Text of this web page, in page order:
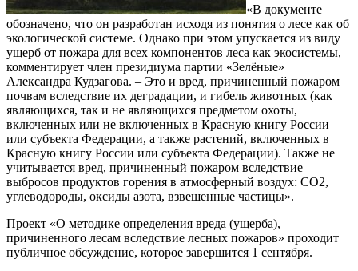
«В документе
обозначено, что он разработан исходя из понятия о лесе как об
экологической системе. Однако при этом упускается из виду
ущерб от пожара для всех компонентов леса как экосистемы, –
комментирует член президиума партии «Зелёные»
Александра Кудзагова. – Это и вред, причиненный пожаром
почвам вследствие их деградации, и гибель животных (как
являющихся, так и не являющихся предметом охоты,
включенных или не включенных в Красную книгу России
или субъекта Федерации, а также растений, включенных в
Красную книгу России или субъекта Федерации). Также не
учитывается вред, причиненный пожаром вследствие
выбросов продуктов горения в атмосферный воздух: СО2,
углеводороды, оксиды азота, взвешенные частицы».
Проект «О методике определения вреда (ущерба),
причиненного лесам вследствие лесных пожаров» проходит
публичное обсуждение, которое завершится 1 сентября.